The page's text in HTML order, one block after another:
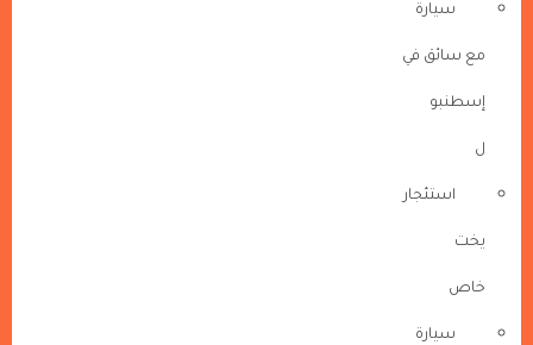
سيارة
مع سائق في
إسطنبو
ل
استئجار
يخت
خاص
سيارة